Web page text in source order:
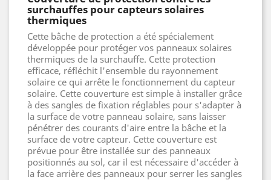
surchauffes pour capteurs solaires
thermiques
Cette bâche de protection a été spécialement
développée pour protéger vos panneaux solaires
thermiques de la surchauffe. Cette protection
efficace, réfléchit l'ensemble du rayonnement
solaire ce qui arrête le fonctionnement du capteur
solaire. Cette couverture est simple à installer grâce
à des sangles de fixation réglables pour s'adapter à
la surface de votre panneau solaire, sans laisser
pénétrer des courants d'aire entre la bâche et la
surface de votre capteur. Cette couverture est
prévue pour être installée sur des panneaux
positionnés au sol, car il est nécessaire d'accéder à
la face arrière des panneaux pour serrer les sangles